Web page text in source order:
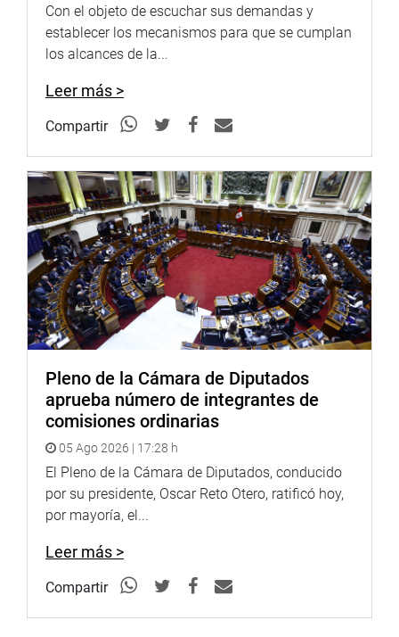
con los puntos del contrato y, por lo tanto, retornó la libre
disponibilidad del terreno.
Infantas Franco argumentó que por una ordenanza
municipal de 2010 se autoriza la venta directa de predios
por parte de la municipalidad y eso es lo que se hizo. No
se trata, dijo, de una venta rápida. Como respuesta, la
amparo contra la ordenanza.
Dijo que la Contraloría General de la República hizo
un informe sobre esta venta, que se absolvieron todas las
observaciones y se está pendiente de su
pronunciamiento. Por otro lado, la Fiscalía Especializada
en delitos de corrupción ha abierto una investigación
criminal a solicitud de la Procuraduría Pública
Anticorrupción de Tacna.
Sobre este tema, el congresista Jorge Castro Bravo,
quien ha hecho una investigación y solicitó la presencia
del alcalde provincial en la comisión, sostuvo que la
venta del terreno no procedía porque es de propiedad de
la Superintendencia de Bienes Nacionales y que debería
haberse hecho por subasta y no por venta directa.
PRENSA CONGRESO
Con el objeto de escuchar sus demandas y
establecer los mecanismos para que se cumplan
los alcances de la...
Leer más >
Compartir
Pleno de la Cámara de Diputados
aprueba número de integrantes de
comisiones ordinarias
05 Ago 2026 | 17:28 h
El Pleno de la Cámara de Diputados, conducido
por su presidente, Oscar Reto Otero, ratificó hoy,
por mayoría, el...
Leer más >
Compartir